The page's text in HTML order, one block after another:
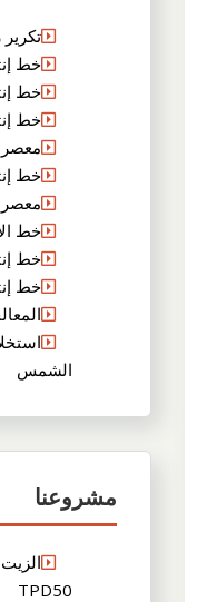
خط
خط
خط
خط
خط
خط
خط
الشمس
مشروعنا
TPD50